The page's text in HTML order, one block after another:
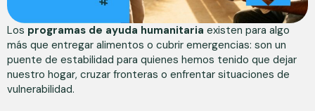
Los programas de ayuda humanitaria existen para algo
más que entregar alimentos o cubrir emergencias: son un
puente de estabilidad para quienes hemos tenido que dejar
nuestro hogar, cruzar fronteras o enfrentar situaciones de
vulnerabilidad.